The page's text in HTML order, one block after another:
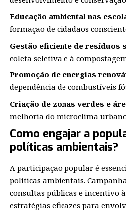
Educação ambiental nas
formação de cidadãos
Gestão eficiente de resíduos
coleta seletiva e à
Promoção de energias
dependência de combustíveis
Criação de zonas verdes e
melhoria do microclima
Como engajar a
políticas ambientais?
A participação popular é
políticas ambientais.
consultas públicas e incentivo
estratégias eficazes para